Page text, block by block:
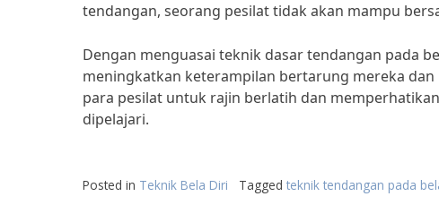
tendangan, seorang pesilat tidak akan mampu
Dengan menguasai teknik dasar tendangan pada
meningkatkan keterampilan bertarung mereka
para pesilat untuk rajin berlatih dan
dipelajari.
Posted in Teknik Bela Diri Tagged teknik tendangan pada